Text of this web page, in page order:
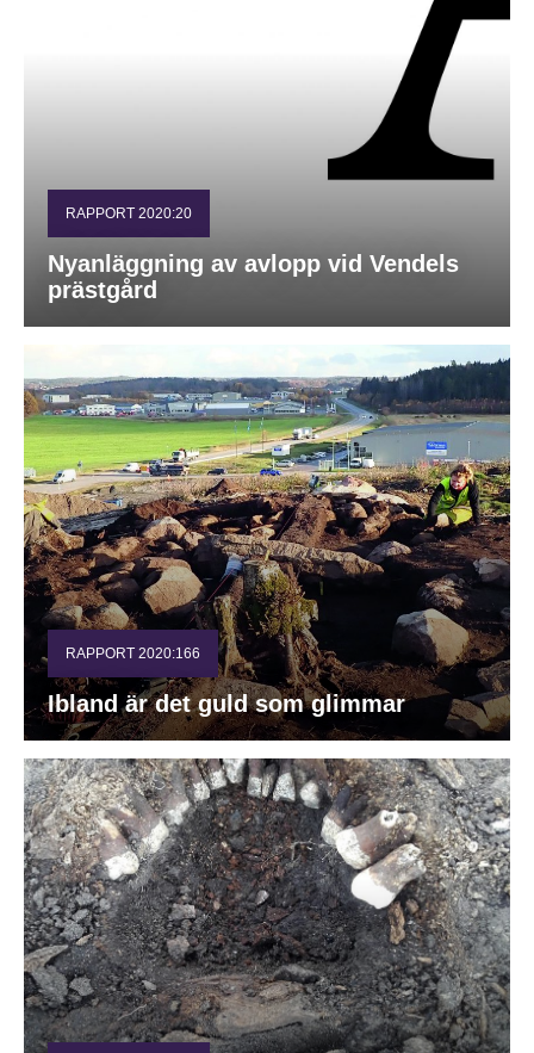
RAPPORT 2020:20
Nyanläggning av avlopp vid Vendels
prästgård
RAPPORT 2020:166
Ibland är det guld som glimmar